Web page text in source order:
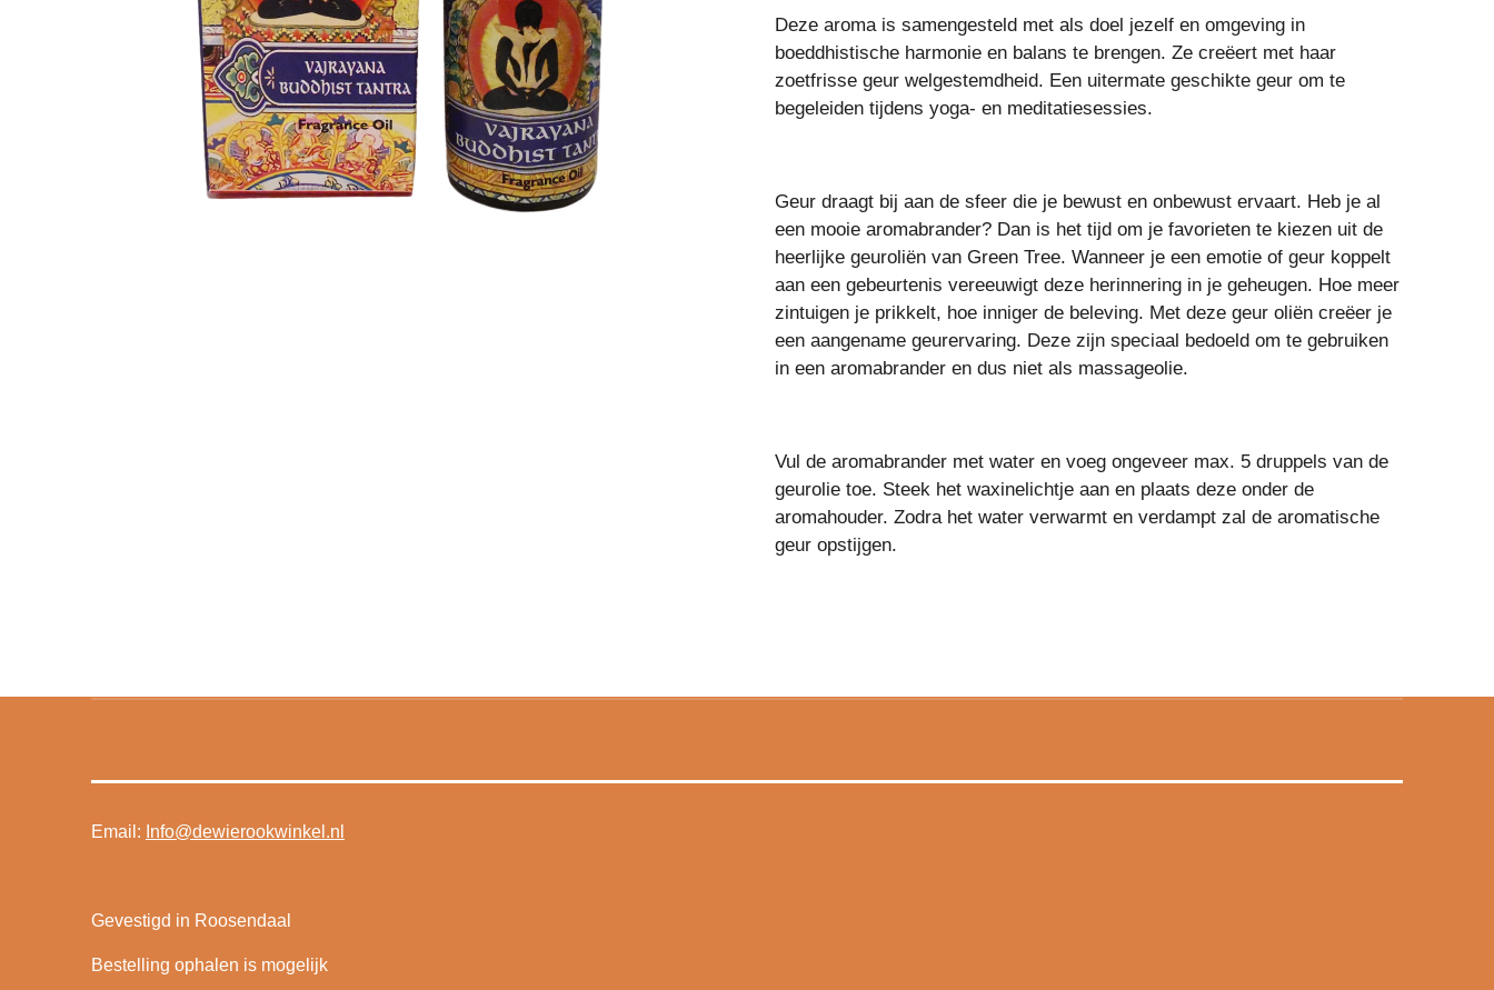
Deze aroma is samengesteld met als doel jezelf en omgeving in
boeddhistische harmonie en balans te brengen. Ze creëert met haar
zoetfrisse geur welgestemdheid. Een uitermate geschikte geur om te
begeleiden tijdens yoga- en meditatiesessies.
Geur draagt bij aan de sfeer die je bewust en onbewust ervaart. Heb je al
een mooie aromabrander? Dan is het tijd om je favorieten te kiezen uit de
heerlijke geuroliën van Green Tree. Wanneer je een emotie of geur koppelt
aan een gebeurtenis vereeuwigt deze herinnering in je geheugen. Hoe meer
zintuigen je prikkelt, hoe inniger de beleving. Met deze geur oliën creëer je
een aangename geurervaring. Deze zijn speciaal bedoeld om te gebruiken
in een aromabrander en dus niet als massageolie.
Vul de aromabrander met water en voeg ongeveer max. 5 druppels van de
geurolie toe. Steek het waxinelichtje aan en plaats deze onder de
aromahouder. Zodra het water verwarmt en verdampt zal de aromatische
geur opstijgen.
Email: Info@dewierookwinkel.nl
Gevestigd in Roosendaal
Bestelling ophalen is mogelijk